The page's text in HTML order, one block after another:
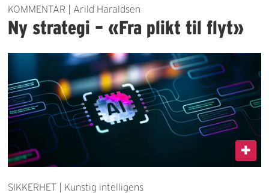
KOMMENTAR | Arild Haraldsen
Ny strategi – «Fra plikt til flyt»
SIKKERHET | Kunstig intelligens